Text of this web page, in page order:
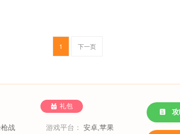
1 下一页
礼包
战 游戏平台：
安卓,苹果